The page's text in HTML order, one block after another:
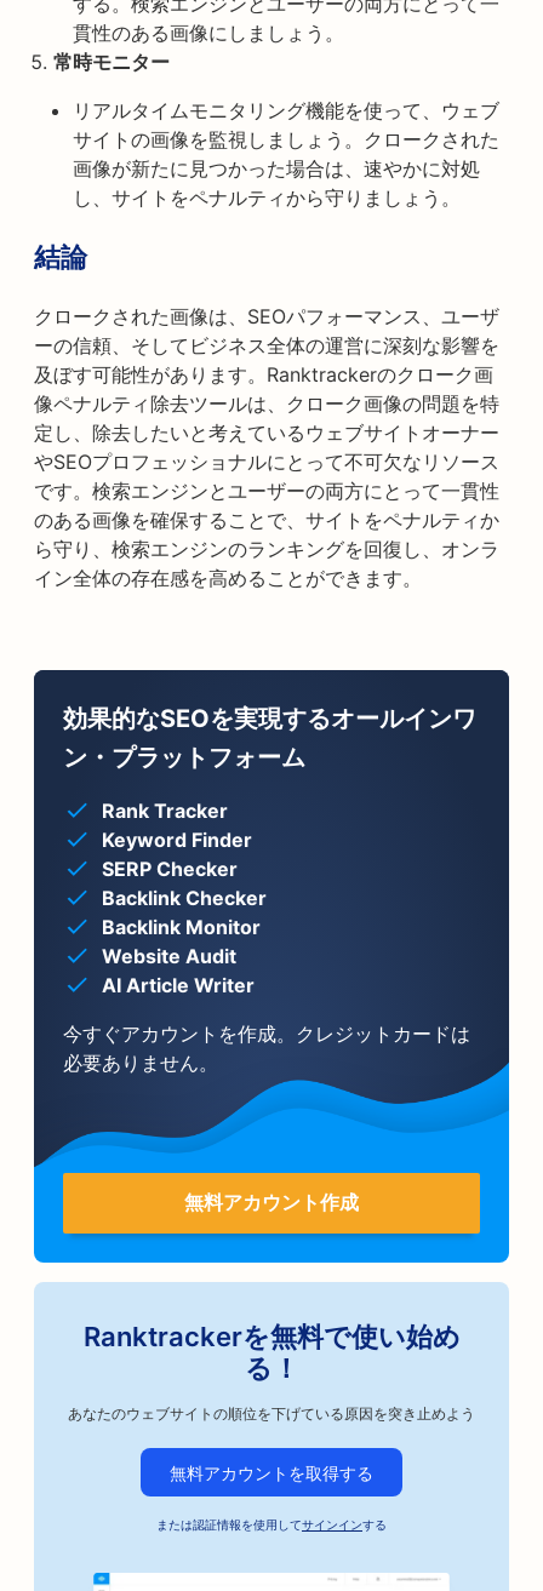
貫性のある画像にしましょう。
常時モニター
リアルタイムモニタリング機能を使って、ウェブ
サイトの画像を監視しましょう。クロークされた
画像が新たに見つかった場合は、速やかに対処
し、サイトをペナルティから守りましょう。
結論
クロークされた画像は、SEOパフォーマンス、ユーザ
ーの信頼、そしてビジネス全体の運営に深刻な影響を
及ぼす可能性があります。Ranktrackerのクローク画
像ペナルティ除去ツールは、クローク画像の問題を特
定し、除去したいと考えているウェブサイトオーナー
やSEOプロフェッショナルにとって不可欠なリソース
です。検索エンジンとユーザーの両方にとって一貫性
のある画像を確保することで、サイトをペナルティか
ら守り、検索エンジンのランキングを回復し、オンラ
イン全体の存在感を高めることができます。
効果的なSEOを実現するオールインワ
ン・プラットフォーム
Rank Tracker
Keyword Finder
SERP Checker
Backlink Checker
Backlink Monitor
Website Audit
AI Article Writer
今すぐアカウントを作成。クレジットカードは
必要ありません。
無料アカウント作成
Ranktrackerを無料で使い始め
る！
あなたのウェブサイトの順位を下げている原因を突き止めよう
無料アカウントを取得する
または認証情報を使用してサインインする